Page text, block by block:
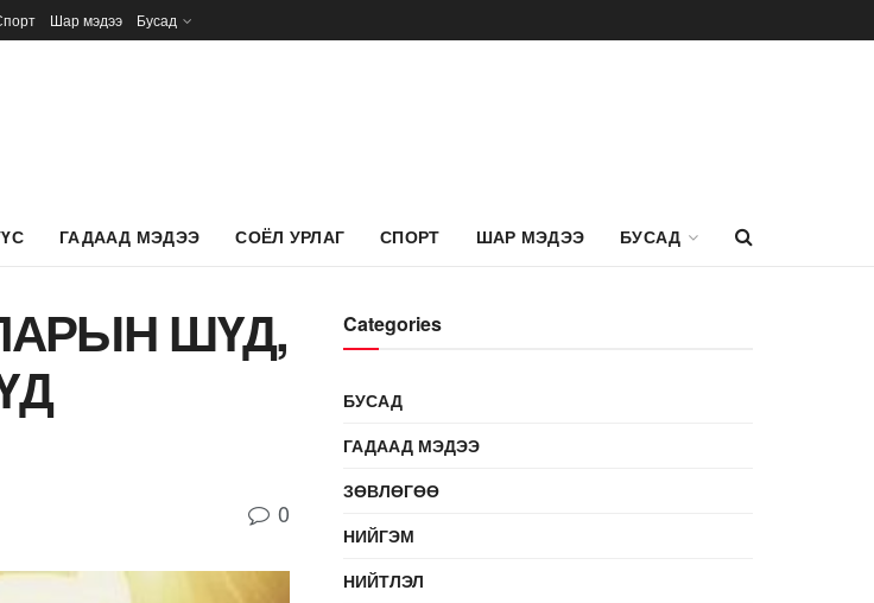
Шар мэдээ Бусад
ГАДААД МЭДЭЭ СОЁЛ УРЛАГ СПОРТ ШАР МЭДЭЭ БУСАД
ШҮД,
0
Categories
БУСАД
ГАДААД МЭДЭЭ
ЗӨВЛӨГӨӨ
НИЙГЭМ
НИЙТЛЭЛ